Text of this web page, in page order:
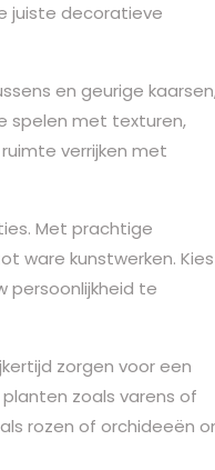
juiste decoratieve
en geurige
spelen met texturen,
verrijken met
Met prachtige
ware kunstwerken. Kies
persoonlijkheid te
zorgen voor een
zoals varens of
rozen of orchideeën